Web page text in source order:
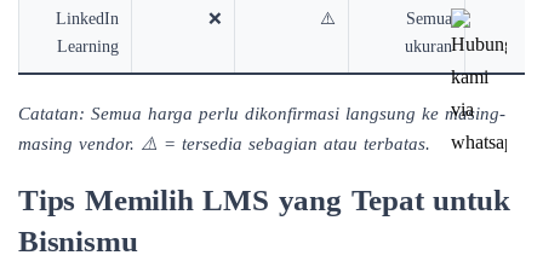
LinkedIn
Learning
❌ ⚠️
Semua
ukuran
Catatan: Semua harga perlu dikonfirmasi langsung ke masing-
masing vendor. ⚠️ = tersedia sebagian atau terbatas.
Tips Memilih LMS yang Tepat untuk
Bisnismu